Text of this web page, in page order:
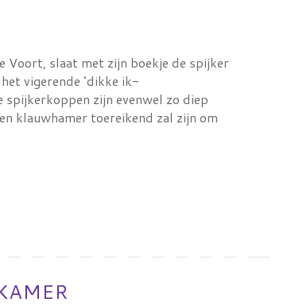
Voort, slaat met zijn boekje de spijker
vigerende ‘dikke ik-
spijkerkoppen zijn evenwel zo diep
klauwhamer toereikend zal zijn om